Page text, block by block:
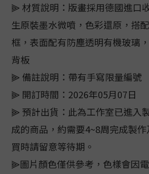
⫸ 材質說明：版畫採用德國進口
生原裝墨水微噴，色彩還原，搭
框，表面配有防塵透明有機玻璃
背板
⫸ 備註說明：帶有手寫限量編號
⫸ 開訂時間：2026年05月07日
⫸ 預計出貨：此為工作室已進入
成的商品，約需要4~8周完成製
買時請留意等待期。
⫸圖片顏色僅供參考，色樣會因